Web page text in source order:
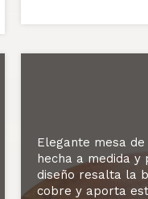
Elegante mesa
hecha a medida y
diseño resalta la
cobre y aporta